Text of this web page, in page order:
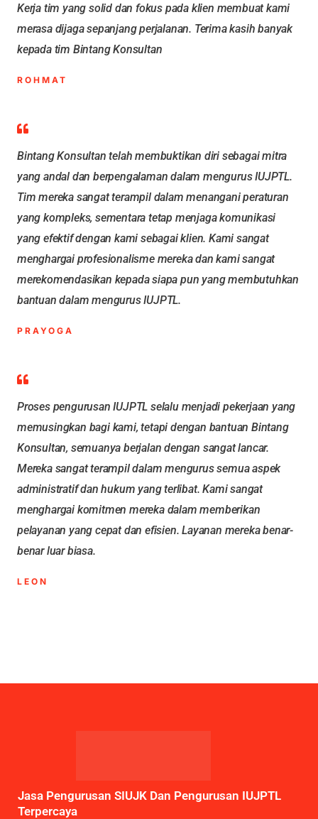
Kerja tim yang solid dan fokus pada klien membuat kami
merasa dijaga sepanjang perjalanan. Terima kasih banyak
kepada tim Bintang Konsultan
ROHMAT
Bintang Konsultan telah membuktikan diri sebagai mitra
yang andal dan berpengalaman dalam mengurus IUJPTL.
Tim mereka sangat terampil dalam menangani peraturan
yang kompleks, sementara tetap menjaga komunikasi
yang efektif dengan kami sebagai klien. Kami sangat
menghargai profesionalisme mereka dan kami sangat
merekomendasikan kepada siapa pun yang membutuhkan
bantuan dalam mengurus IUJPTL.
PRAYOGA
Proses pengurusan IUJPTL selalu menjadi pekerjaan yang
memusingkan bagi kami, tetapi dengan bantuan Bintang
Konsultan, semuanya berjalan dengan sangat lancar.
Mereka sangat terampil dalam mengurus semua aspek
administratif dan hukum yang terlibat. Kami sangat
menghargai komitmen mereka dalam memberikan
pelayanan yang cepat dan efisien. Layanan mereka benar-
benar luar biasa.
LEON
Jasa Pengurusan SIUJK Dan Pengurusan IUJPTL
Terpercaya